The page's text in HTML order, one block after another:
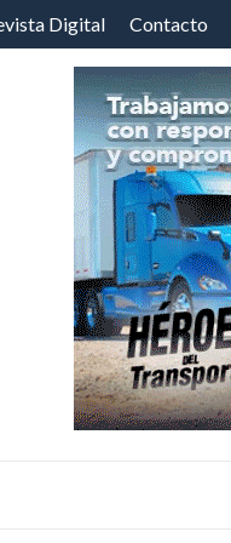
Digital Contacto